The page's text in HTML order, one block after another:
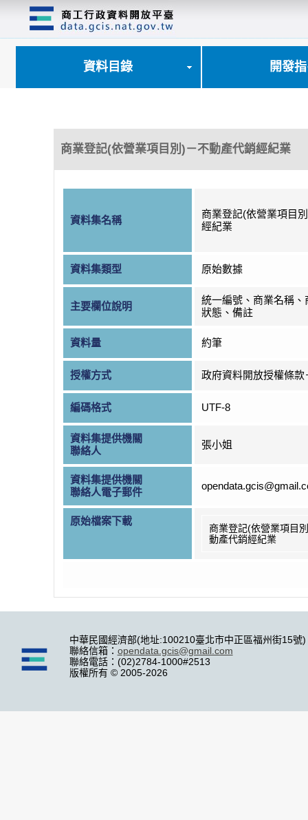
資料目錄 開發
商業登記(依營業項目別)－不動產代銷經紀業
資料集名稱
商業登記(依營業項目
經紀業
資料集類型 原始數據
主要欄位說明
統一編號、商業名稱、
狀態、備註
資料量 約筆
授權方式 政府資料開放授權條款
編碼格式 UTF-8
資料集提供機關
聯絡人
張小姐
資料集提供機關
聯絡人電子郵件
原始檔案下載
商業登記(依營業項目
動產代銷經紀業
中華民國經濟部(地址:100210臺北市中正區福州街15號)
聯絡信箱： opendata.gcis@gmail.com
聯絡電話：(02)2784-1000#2513
版權所有 © 2005-2026